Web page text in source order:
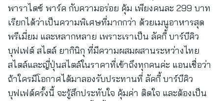
พาราไดซ์ พาร์ค กับความอร่อย คุ้ม เพียงคนละ 299 บาท
เรียกได้ว่าเป็นความพิเศษที่มากกว่า ด้วยเมนูอาหารสุด
พรีเมี่ยม และหลากหลาย เพราะเราเป็น ลัคกี้ บาร์บีคิว
บุฟเฟต์ สไตล์ ยากินิกุ ที่มีความผสมผสานระหว่างไทย
สไตล์และญี่ปุ่นสไตล์ในราคาที่เข้าถึงทุกคนค่ะ แอนเชื่อว่า
ถ้าใครมีโอกาศได้มาลองรับประทานที่ ลัคกี้ บาร์บีคิว
บุฟเฟต์ครั้งนี้ จะรู้สึกประทับใจ คุ้มค่า ติดใจ และต้องเป็น